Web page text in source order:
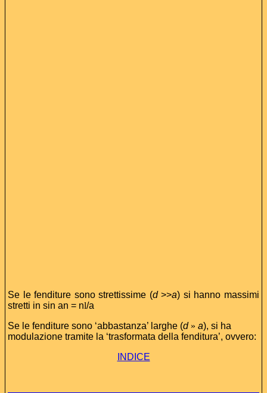
Se le fenditure sono strettissime (d>>a) si hanno massimi
stretti in sin an = nl/a
Se le fenditure sono ‘abbastanza’ larghe (d » a), si ha
modulazione tramite la ‘trasformata della fenditura’, ovvero:
INDICE